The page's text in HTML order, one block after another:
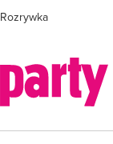
Rozrywka